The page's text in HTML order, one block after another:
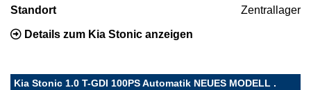
Standort Zentrallager
Details zum Kia Stonic anzeigen
Kia Stonic 1.0 T-GDI 100PS Automatik NEUES MODELL .